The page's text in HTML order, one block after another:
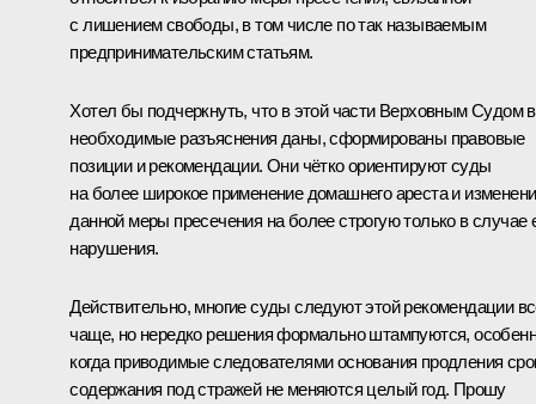
с лишением свободы, в том числе по так называемым
предпринимательским статьям.
Хотел бы подчеркнуть, что в этой части Верховным Судом
необходимые разъяснения даны, сформированы правовые
позиции и рекомендации. Они чётко ориентируют суды
на более широкое применение домашнего ареста и
данной меры пресечения на более строгую только в случае
нарушения.
Действительно, многие суды следуют этой рекомендации
чаще, но нередко решения формально штампуются,
когда приводимые следователями основания продления
содержания под стражей не меняются целый год. Прошу